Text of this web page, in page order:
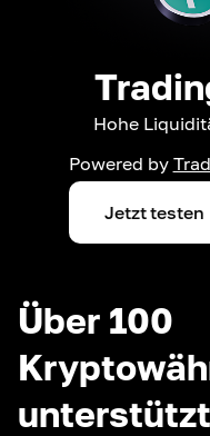
Hohe
Powered by
Jetzt testen
Über 100
unterstützt